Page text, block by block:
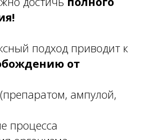
подход приводит к
от
ампулой,
процесса